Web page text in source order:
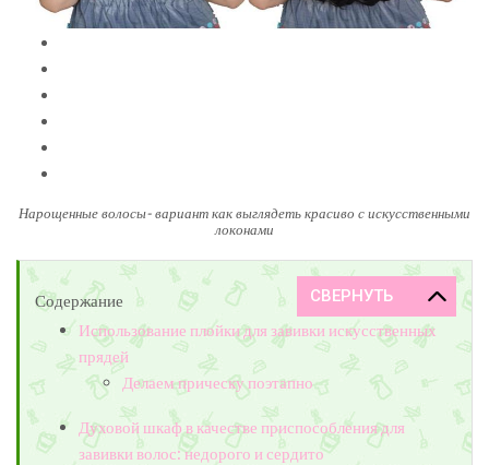
Нарощенные волосы- вариант как выглядеть красиво с искусственными
локонами
Содержание
Использование плойки для завивки искусственных
прядей
Делаем прическу поэтапно
Духовой шкаф в качестве приспособления для
завивки волос: недорого и сердито